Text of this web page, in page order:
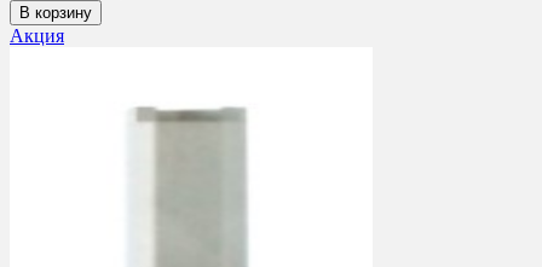
В корзину
Акция